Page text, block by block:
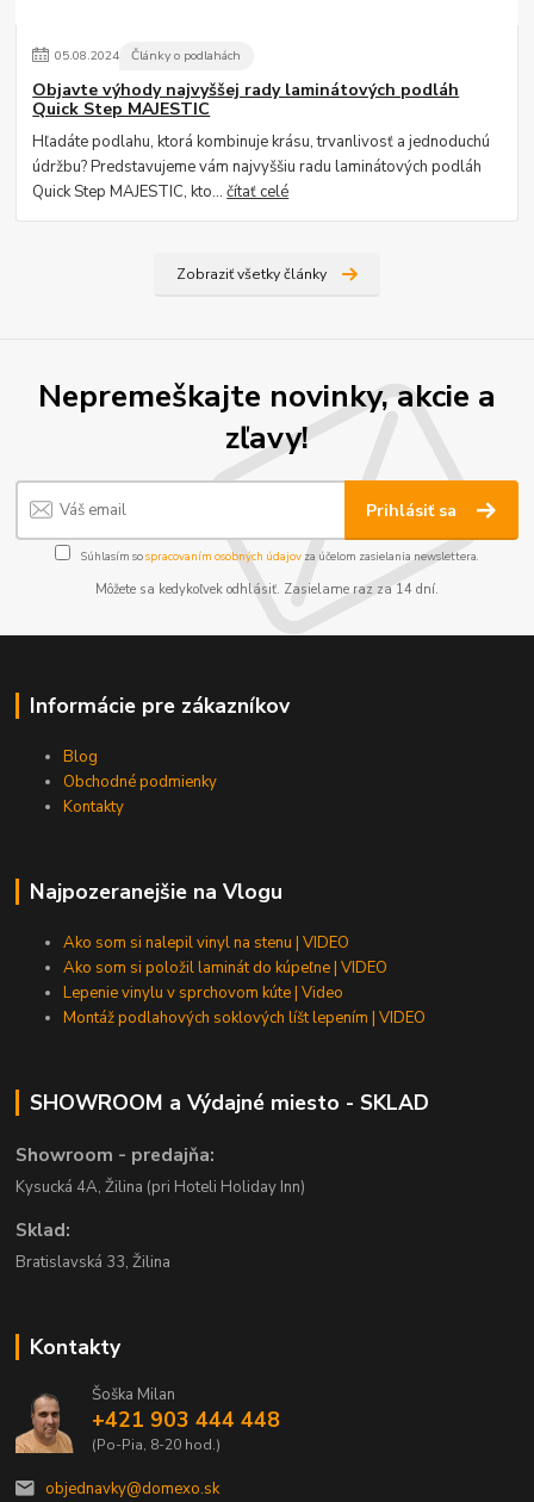
05.08.2024 Články o podlahách
Objavte výhody najvyššej rady laminátových podláh
Quick Step MAJESTIC
Hľadáte podlahu, ktorá kombinuje krásu, trvanlivosť a jednoduchú
údržbu? Predstavujeme vám najvyššiu radu laminátových podláh
Quick Step MAJESTIC, kto...čítať celé
Zobraziť všetky články
Nepremeškajte novinky, akcie a
zľavy!
Prihlásiť sa
Súhlasím sospracovaním osobných údajov za účelom zasielania newslettera.
Môžete sa kedykoľvek odhlásiť. Zasielame raz za 14 dní.
Informácie pre zákazníkov
Blog
Obchodné podmienky
Kontakty
Najpozeranejšie na Vlogu
Ako som si nalepil vinyl na stenu | VIDEO
Ako som si položil laminát do kúpeľne | VIDEO
Lepenie vinylu v sprchovom kúte | Video
Montáž podlahových soklových líšt lepením | VIDEO
SHOWROOM a Výdajné miesto - SKLAD
Showroom - predajňa:
Kysucká 4A, Žilina (pri Hoteli Holiday Inn)
Sklad:
Bratislavská 33, Žilina
Kontakty
Šoška Milan
+421 903 444 448
(Po-Pia, 8-20 hod.)
objednavky@domexo.sk